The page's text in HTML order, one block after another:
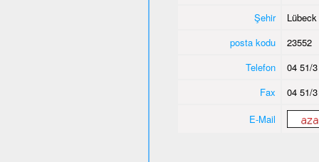
Şehir
Lübeck
posta kodu
23552
Telefon
04 51/
Fax
04 51/
E-Mail